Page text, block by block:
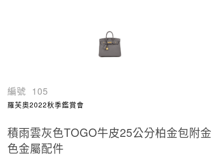
編號 105
羅芙奧2022秋季鑑賞會
積雨雲灰色TOGO牛皮25公分柏金包附金
色金屬配件